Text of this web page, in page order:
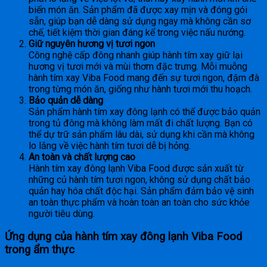
biến món ăn. Sản phẩm đã được xay mịn và đóng gói
sẵn, giúp bạn dễ dàng sử dụng ngay mà không cần sơ
chế, tiết kiệm thời gian đáng kể trong việc nấu nướng.
Giữ nguyên hương vị tươi ngon
Công nghệ cấp đông nhanh giúp hành tím xay giữ lại
hương vị tươi mới và mùi thơm đặc trưng. Mỗi muỗng
hành tím xay Viba Food mang đến sự tươi ngon, đậm đà
trong từng món ăn, giống như hành tươi mới thu hoạch.
Bảo quản dễ dàng
Sản phẩm hành tím xay đông lạnh có thể được bảo quản
trong tủ đông mà không làm mất đi chất lượng. Bạn có
thể dự trữ sản phẩm lâu dài, sử dụng khi cần mà không
lo lắng về việc hành tím tươi dễ bị hỏng.
An toàn và chất lượng cao
Hành tím xay đông lạnh Viba Food được sản xuất từ
những củ hành tím tươi ngon, không sử dụng chất bảo
quản hay hóa chất độc hại. Sản phẩm đảm bảo vệ sinh
an toàn thực phẩm và hoàn toàn an toàn cho sức khỏe
người tiêu dùng.
Ứng dụng của hành tím xay đông lạnh Viba Food
trong ẩm thực